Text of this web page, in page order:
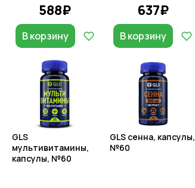
588₽
В корзину
637₽
В корзину
GLS
мультивитамины,
капсулы, №60
GLS сенна, капсулы,
№60